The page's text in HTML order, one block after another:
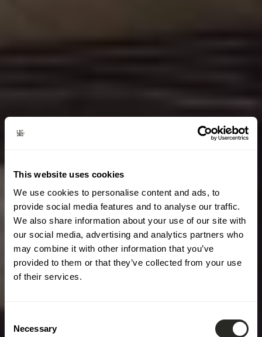
This website uses cookies
We use cookies to personalise content and ads, to
provide social media features and to analyse our traffic.
We also share information about your use of our site with
our social media, advertising and analytics partners who
may combine it with other information that you’ve
provided to them or that they’ve collected from your use
of their services.
Selection
Necessary